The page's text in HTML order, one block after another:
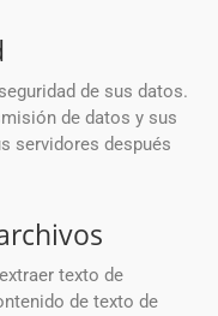
de sus datos.
de datos y sus
servidores después
texto de
de texto de